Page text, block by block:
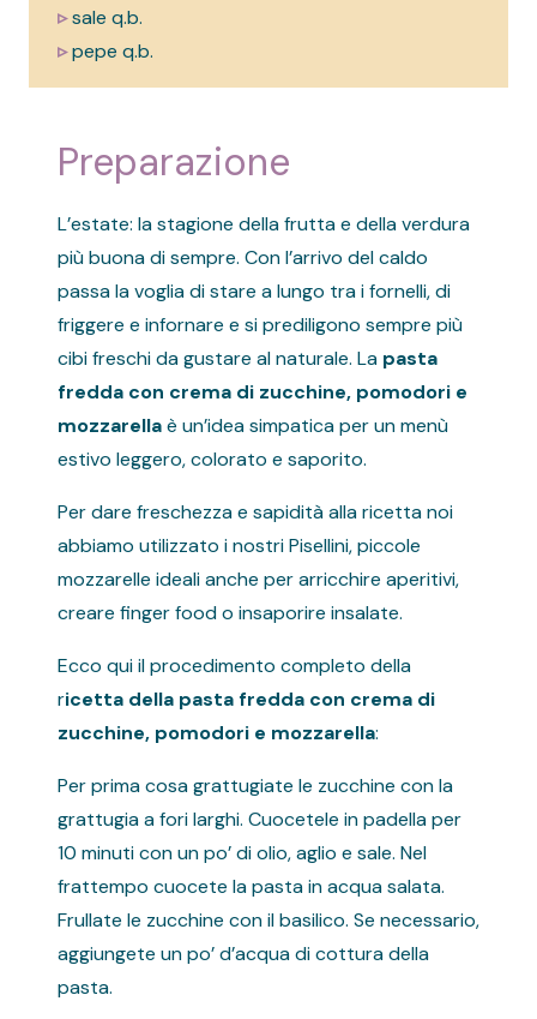
▹sale q.b.
▹pepe q.b.
Preparazione
L’estate: la stagione della frutta e della verdura
più buona di sempre. Con l’arrivo del caldo
passa la voglia di stare a lungo tra i fornelli, di
friggere e infornare e si prediligono sempre più
cibi freschi da gustare al naturale. La pasta
fredda con crema di zucchine, pomodori e
mozzarellaè un’idea simpatica per un menù
estivo leggero, colorato e saporito.
Per dare freschezza e sapidità alla ricetta noi
abbiamo utilizzato i nostri Pisellini, piccole
mozzarelle ideali anche per arricchire aperitivi,
creare finger food o insaporire insalate.
Ecco qui il procedimento completo della
ricetta della pasta fredda con crema di
zucchine, pomodori e mozzarella:
Per prima cosa grattugiate le zucchine con la
grattugia a fori larghi. Cuocetele in padella per
10 minuti con un po’ di olio, aglio e sale. Nel
frattempo cuocete la pasta in acqua salata.
Frullate le zucchine con il basilico. Se necessario,
aggiungete un po’ d’acqua di cottura della
pasta.